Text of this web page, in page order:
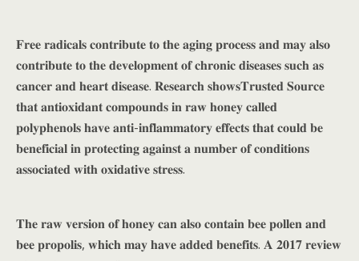
𝐅𝐫𝐞𝐞 𝐫𝐚𝐝𝐢𝐜𝐚𝐥𝐬 𝐜𝐨𝐧𝐭𝐫𝐢𝐛𝐮𝐭𝐞 𝐭𝐨 𝐭𝐡𝐞 𝐚𝐠𝐢𝐧𝐠 𝐩𝐫𝐨𝐜𝐞𝐬𝐬 𝐚𝐧𝐝 𝐦𝐚𝐲 𝐚𝐥𝐬𝐨
𝐜𝐨𝐧𝐭𝐫𝐢𝐛𝐮𝐭𝐞 𝐭𝐨 𝐭𝐡𝐞 𝐝𝐞𝐯𝐞𝐥𝐨𝐩𝐦𝐞𝐧𝐭 𝐨𝐟 𝐜𝐡𝐫𝐨𝐧𝐢𝐜 𝐝𝐢𝐬𝐞𝐚𝐬𝐞𝐬 𝐬𝐮𝐜𝐡 𝐚𝐬
𝐜𝐚𝐧𝐜𝐞𝐫 𝐚𝐧𝐝 𝐡𝐞𝐚𝐫𝐭 𝐝𝐢𝐬𝐞𝐚𝐬𝐞. 𝐑𝐞𝐬𝐞𝐚𝐫𝐜𝐡 𝐬𝐡𝐨𝐰𝐬𝐓𝐫𝐮𝐬𝐭𝐞𝐝 𝐒𝐨𝐮𝐫𝐜𝐞
𝐭𝐡𝐚𝐭 𝐚𝐧𝐭𝐢𝐨𝐱𝐢𝐝𝐚𝐧𝐭 𝐜𝐨𝐦𝐩𝐨𝐮𝐧𝐝𝐬 𝐢𝐧 𝐫𝐚𝐰 𝐡𝐨𝐧𝐞𝐲 𝐜𝐚𝐥𝐥𝐞𝐝
𝐩𝐨𝐥𝐲𝐩𝐡𝐞𝐧𝐨𝐥𝐬 𝐡𝐚𝐯𝐞 𝐚𝐧𝐭𝐢-𝐢𝐧𝐟𝐥𝐚𝐦𝐦𝐚𝐭𝐨𝐫𝐲 𝐞𝐟𝐟𝐞𝐜𝐭𝐬 𝐭𝐡𝐚𝐭 𝐜𝐨𝐮𝐥𝐝 𝐛𝐞
𝐛𝐞𝐧𝐞𝐟𝐢𝐜𝐢𝐚𝐥 𝐢𝐧 𝐩𝐫𝐨𝐭𝐞𝐜𝐭𝐢𝐧𝐠 𝐚𝐠𝐚𝐢𝐧𝐬𝐭 𝐚 𝐧𝐮𝐦𝐛𝐞𝐫 𝐨𝐟 𝐜𝐨𝐧𝐝𝐢𝐭𝐢𝐨𝐧𝐬
𝐚𝐬𝐬𝐨𝐜𝐢𝐚𝐭𝐞𝐝 𝐰𝐢𝐭𝐡 𝐨𝐱𝐢𝐝𝐚𝐭𝐢𝐯𝐞 𝐬𝐭𝐫𝐞𝐬𝐬.
𝐓𝐡𝐞 𝐫𝐚𝐰 𝐯𝐞𝐫𝐬𝐢𝐨𝐧 𝐨𝐟 𝐡𝐨𝐧𝐞𝐲 𝐜𝐚𝐧 𝐚𝐥𝐬𝐨 𝐜𝐨𝐧𝐭𝐚𝐢𝐧 𝐛𝐞𝐞 𝐩𝐨𝐥𝐥𝐞𝐧 𝐚𝐧𝐝
𝐛𝐞𝐞 𝐩𝐫𝐨𝐩𝐨𝐥𝐢𝐬, 𝐰𝐡𝐢𝐜𝐡 𝐦𝐚𝐲 𝐡𝐚𝐯𝐞 𝐚𝐝𝐝𝐞𝐝 𝐛𝐞𝐧𝐞𝐟𝐢𝐭𝐬. 𝐀 𝟐𝟎𝟏𝟕 𝐫𝐞𝐯𝐢𝐞𝐰